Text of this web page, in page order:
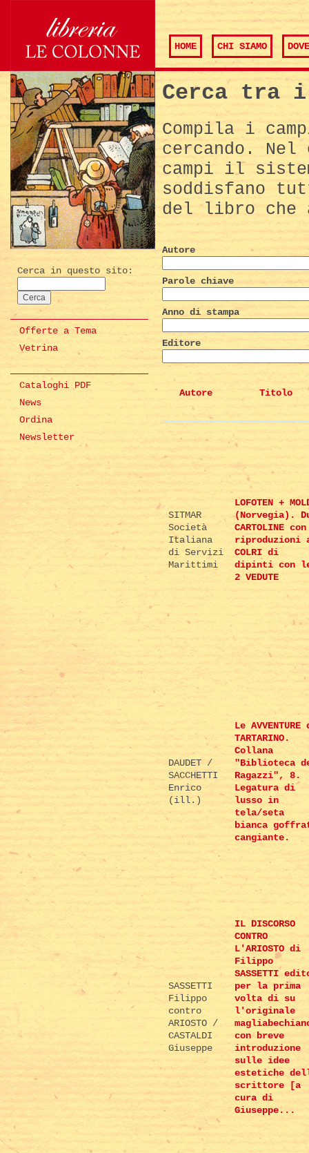
HOME CHI SIAMO
Cerca in questo sito:
Offerte a Tema
Vetrina
Cataloghi PDF
News
Ordina
Newsletter
Cerca tra
Compila i
cercando.
campi il
soddisfano
del libro che
Autore
Parole chiave
Anno di stampa
Editore
Autore Titolo
SITMAR
Società
Italiana
di Servizi
Marittimi
LOFOTEN +
(Norvegia).
CARTOLINE con
riproduzioni
COLRI di
dipinti con
2 VEDUTE
DAUDET /
SACCHETTI
Enrico
(ill.)
Le AVVENTURE
TARTARINO.
Collana
"Biblioteca
Ragazzi", 8.
Legatura di
lusso in
tela/seta
bianca
cangiante.
SASSETTI
Filippo
contro
ARIOSTO /
CASTALDI
Giuseppe
IL DISCORSO
CONTRO
L'ARIOSTO di
Filippo
SASSETTI
per la prima
volta di su
l'originale
con breve
introduzione
sulle idee
estetiche
scrittore [a
cura di
Giuseppe...